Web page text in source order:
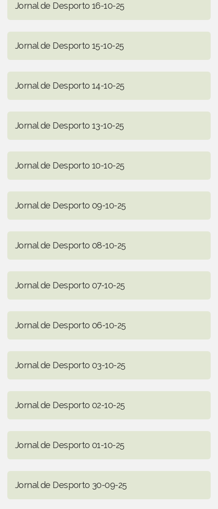
Jornal de Desporto 16-10-25
Jornal de Desporto 15-10-25
Jornal de Desporto 14-10-25
Jornal de Desporto 13-10-25
Jornal de Desporto 10-10-25
Jornal de Desporto 09-10-25
Jornal de Desporto 08-10-25
Jornal de Desporto 07-10-25
Jornal de Desporto 06-10-25
Jornal de Desporto 03-10-25
Jornal de Desporto 02-10-25
Jornal de Desporto 01-10-25
Jornal de Desporto 30-09-25